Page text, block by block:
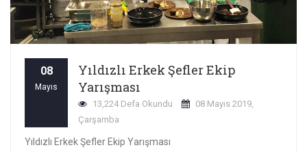
08
Mayıs
Yıldızlı Erkek Şefler Ekip
Yarışması
13,224 Defa Okundu
08 Mayıs 2019,
Çarşamba
Yıldızlı Erkek Şefler Ekip Yarışması